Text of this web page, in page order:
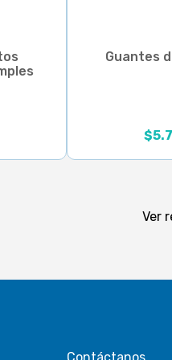
desde $10.75 hasta
Guantes
$
Rango de
Ver